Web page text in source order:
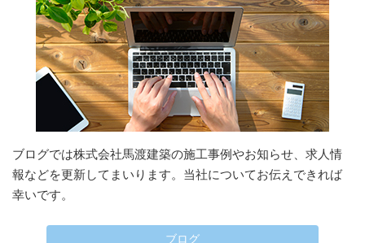
ブログでは株式会社馬渡建築の施工事例やお知らせ、求人情
報などを更新してまいります。当社についてお伝えできれば
幸いです。
ブログ